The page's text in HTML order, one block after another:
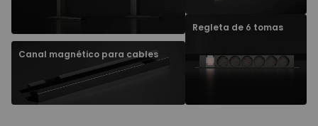
Canal magnético para cables
Regleta de 6 tomas